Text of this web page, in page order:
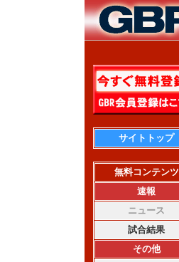
サイトトップ
無料コンテンツ
速報
ニュース
試合結果
その他